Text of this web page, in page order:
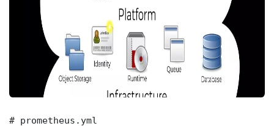
# prometheus.yml